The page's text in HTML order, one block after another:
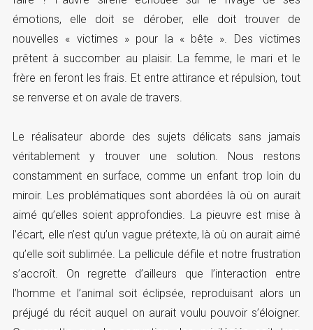
émotions, elle doit se dérober, elle doit trouver de
nouvelles « victimes » pour la « bête ». Des victimes
prêtent à succomber au plaisir. La femme, le mari et le
frère en feront les frais. Et entre attirance et répulsion, tout
se renverse et on avale de travers.
Le réalisateur aborde des sujets délicats sans jamais
véritablement y trouver une solution. Nous restons
constamment en surface, comme un enfant trop loin du
miroir. Les problématiques sont abordées là où on aurait
aimé qu’elles soient approfondies. La pieuvre est mise à
l’écart, elle n’est qu’un vague prétexte, là où on aurait aimé
qu’elle soit sublimée. La pellicule défile et notre frustration
s’accroît. On regrette d’ailleurs que l’interaction entre
l’homme et l’animal soit éclipsée, reproduisant alors un
préjugé du récit auquel on aurait voulu pouvoir s’éloigner.